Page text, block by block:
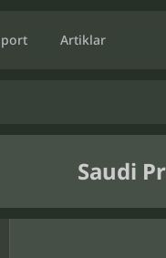
Artiklar
Saudi